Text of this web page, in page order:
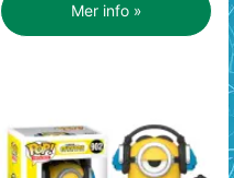
Mer info »